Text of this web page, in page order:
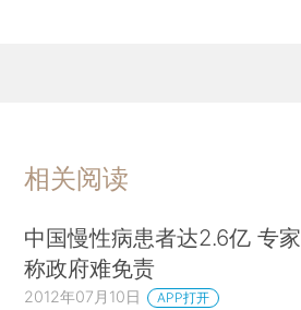
相关阅读
中国慢性病患者达2.6亿 专家
称政府难免责
2012年07月10日 APP打开